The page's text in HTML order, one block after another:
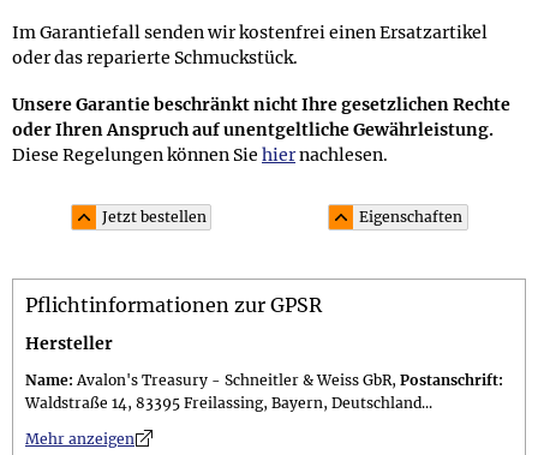
Im Garantiefall senden wir kostenfrei einen Ersatzartikel
oder das reparierte Schmuckstück.
Unsere Garantie beschränkt nicht Ihre gesetzlichen Rechte
oder Ihren Anspruch auf unentgeltliche Gewährleistung.
Diese Regelungen können Sie hiernachlesen.
Jetzt bestellen Eigenschaften
Material: Sterling Silber 925 (punziert mit 925), besetzt
mit insg. 4 unbehandelten cognacfarbenen
Mantelfassungen)
Lieferumfang: im 10,0 x 7,5 cm großen attraktiven
Schmuckbeutel; Geschenkset (gegen Aufpreis erhältlich)
Pflichtinformationen zur GPSR
Hersteller
Name: Avalon's Treasury - Schneitler & Weiss GbR, Postanschrift:
Waldstraße 14, 83395 Freilassing, Bayern, Deutschland...
Mehr anzeigenn